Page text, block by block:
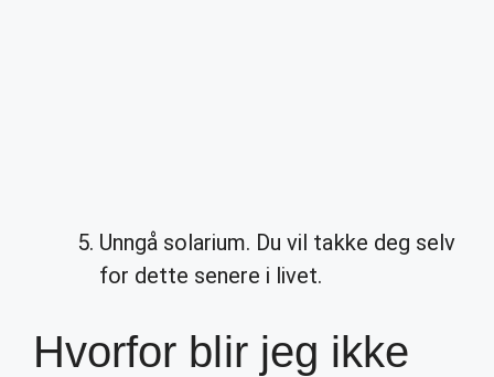
Unngå solarium. Du vil takke deg selv
for dette senere i livet.
Hvorfor blir jeg ikke